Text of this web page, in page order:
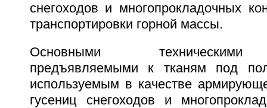
снегоходов и многопрокладочных
транспортировки горной массы.
Основными техническими
предъявляемыми к тканям под
используемым в качестве
гусениц снегоходов и